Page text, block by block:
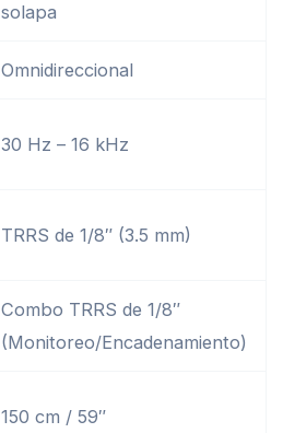
solapa
Omnidireccional
30 Hz – 16 kHz
TRRS de 1/8″ (3.5 mm)
Combo TRRS de 1/8″
(Monitoreo/Encadenamiento)
150 cm / 59″